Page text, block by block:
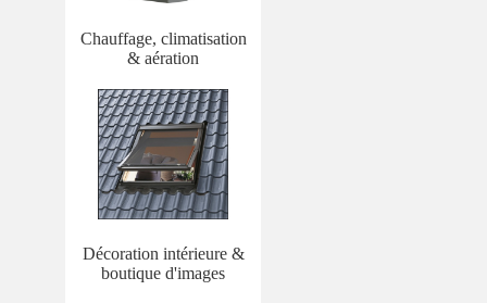
Chauffage, climatisation
& aération
Décoration intérieure &
boutique d'images